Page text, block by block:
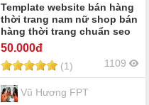
Template website bán hàng
thời trang nam nữ shop bán
hàng thời trang chuẩn seo
2022
50.000đ
(1) 1109
Vũ Hương FPT